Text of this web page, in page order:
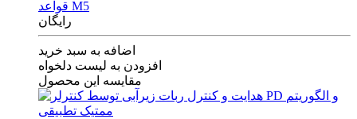
قواعد M5
رایگان
اضافه به سبد خرید
افزودن به لیست دلخواه
مقایسه این محصول